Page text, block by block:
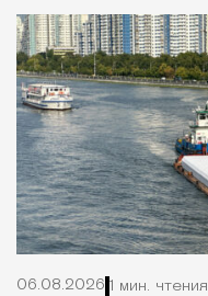
06.08.2026 1 мин. чтения